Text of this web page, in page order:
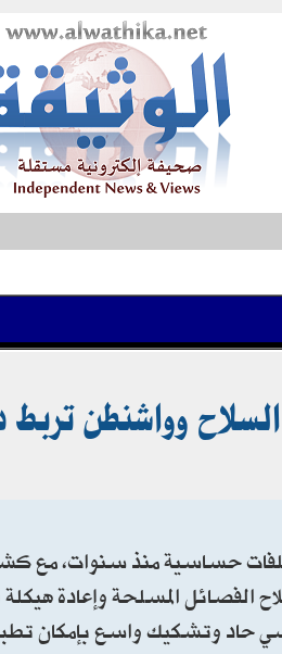
وواشنطن تربط
حساسية منذ سنوات، مع
المسلحة وإعادة
حاد وتشكيك واسع بإمكان